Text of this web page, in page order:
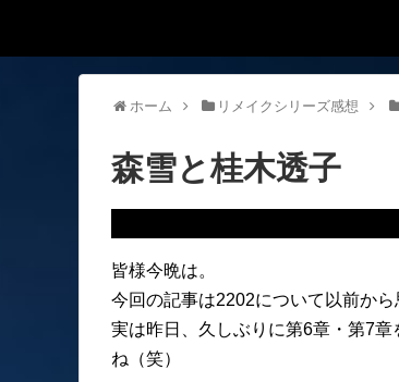
ホーム リメイクシリーズ感想
森雪と桂木透子
皆様今晩は。
今回の記事は2202について以前か
実は昨日、久しぶりに第6章・第7
ね（笑）